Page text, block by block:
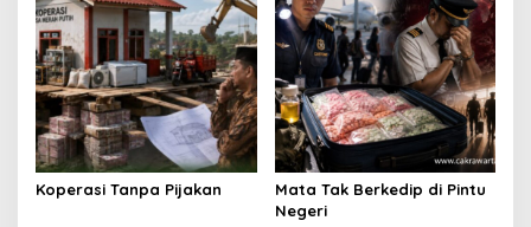
Koperasi Tanpa Pijakan
Mata Tak Berkedip di Pintu
Negeri